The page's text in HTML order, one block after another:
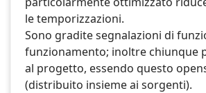
le temporizzazioni.
Sono gradite segnalazioni di
funzionamento; inoltre chiunque
al progetto, essendo questo
(distribuito insieme ai sorgenti).